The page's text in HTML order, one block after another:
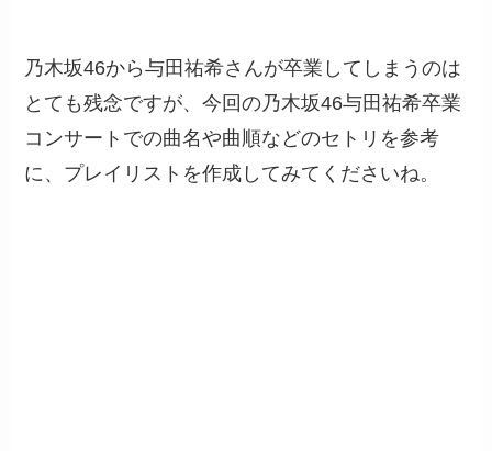
乃木坂46から与田祐希さんが卒業してしまうのは
とても残念ですが、今回の乃木坂46与田祐希卒業
コンサートでの曲名や曲順などのセトリを参考
に、プレイリストを作成してみてくださいね。